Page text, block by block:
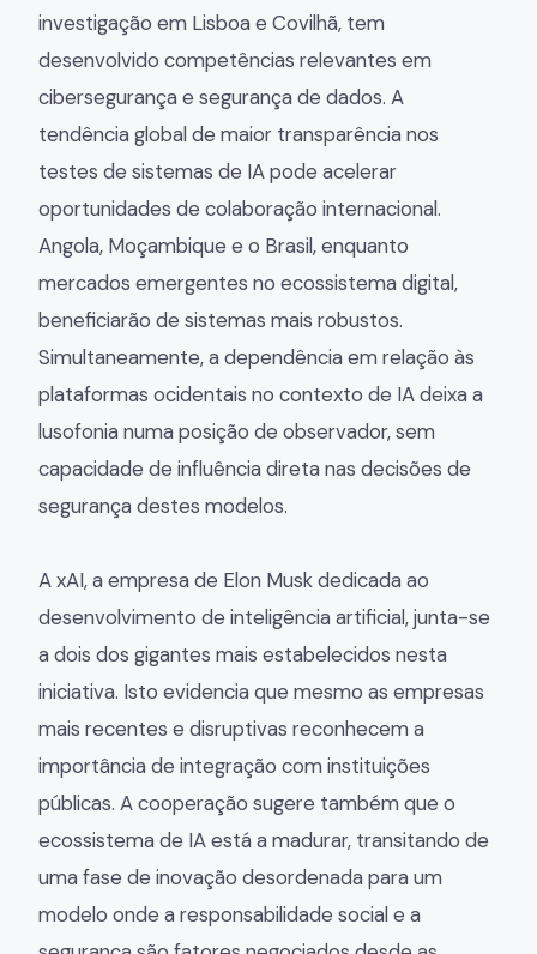
investigação em Lisboa e Covilhã, tem
desenvolvido competências relevantes em
cibersegurança e segurança de dados. A
tendência global de maior transparência nos
testes de sistemas de IA pode acelerar
oportunidades de colaboração internacional.
Angola, Moçambique e o Brasil, enquanto
mercados emergentes no ecossistema digital,
beneficiarão de sistemas mais robustos.
Simultaneamente, a dependência em relação às
plataformas ocidentais no contexto de IA deixa a
lusofonia numa posição de observador, sem
capacidade de influência direta nas decisões de
segurança destes modelos.
A xAI, a empresa de Elon Musk dedicada ao
desenvolvimento de inteligência artificial, junta-se
a dois dos gigantes mais estabelecidos nesta
iniciativa. Isto evidencia que mesmo as empresas
mais recentes e disruptivas reconhecem a
importância de integração com instituições
públicas. A cooperação sugere também que o
ecossistema de IA está a madurar, transitando de
uma fase de inovação desordenada para um
modelo onde a responsabilidade social e a